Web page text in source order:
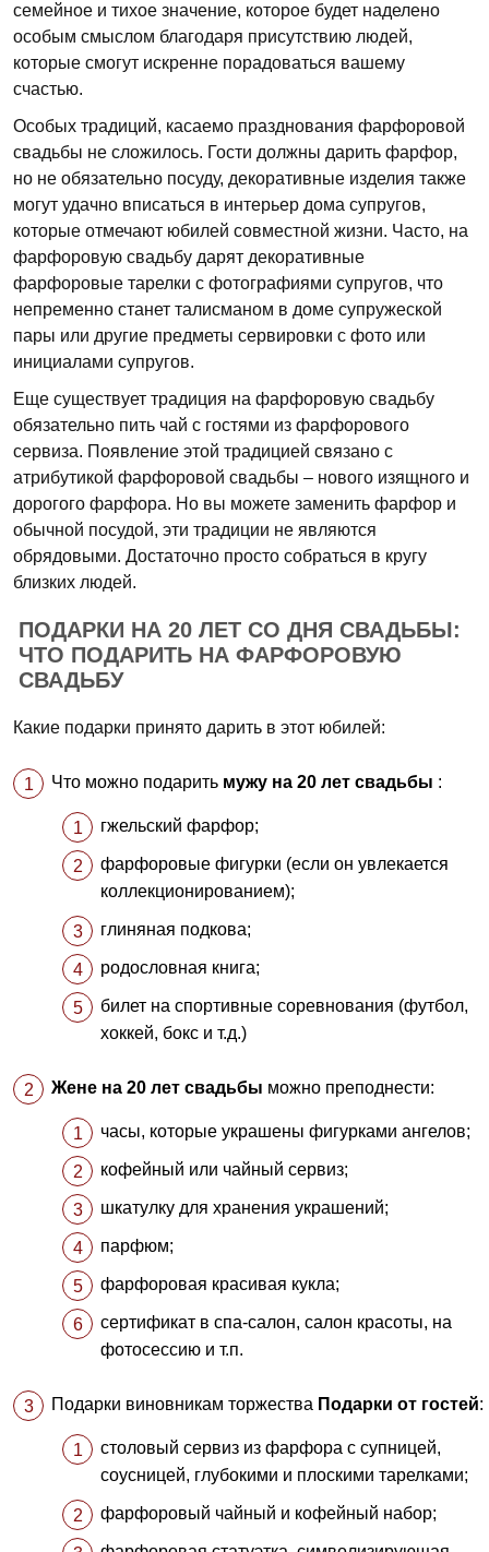
семейное и тихое значение, которое будет наделено
особым смыслом благодаря присутствию людей,
которые смогут искренне порадоваться вашему
счастью.
Особых традиций, касаемо празднования фарфоровой
свадьбы не сложилось. Гости должны дарить фарфор,
но не обязательно посуду, декоративные изделия также
могут удачно вписаться в интерьер дома супругов,
которые отмечают юбилей совместной жизни. Часто, на
фарфоровую свадьбу дарят декоративные
фарфоровые тарелки с фотографиями супругов, что
непременно станет талисманом в доме супружеской
пары или другие предметы сервировки с фото или
инициалами супругов.
Еще существует традиция на фарфоровую свадьбу
обязательно пить чай с гостями из фарфорового
сервиза. Появление этой традицией связано с
атрибутикой фарфоровой свадьбы – нового изящного и
дорогого фарфора. Но вы можете заменить фарфор и
обычной посудой, эти традиции не являются
обрядовыми. Достаточно просто собраться в кругу
близких людей.
ПОДАРКИ НА 20 ЛЕТ СО ДНЯ СВАДЬБЫ:
ЧТО ПОДАРИТЬ НА ФАРФОРОВУЮ
СВАДЬБУ
Какие подарки принято дарить в этот юбилей:
Что можно подарить мужу на 20 лет свадьбы :
гжельский фарфор;
фарфоровые фигурки (если он увлекается
коллекционированием);
глиняная подкова;
родословная книга;
билет на спортивные соревнования (футбол,
хоккей, бокс и т.д.)
Жене на 20 лет свадьбы можно преподнести:
часы, которые украшены фигурками ангелов;
кофейный или чайный сервиз;
шкатулку для хранения украшений;
парфюм;
фарфоровая красивая кукла;
сертификат в спа-салон, салон красоты, на
фотосессию и т.п.
Подарки виновникам торжества Подарки от гостей:
столовый сервиз из фарфора с супницей,
соусницей, глубокими и плоскими тарелками;
фарфоровый чайный и кофейный набор;